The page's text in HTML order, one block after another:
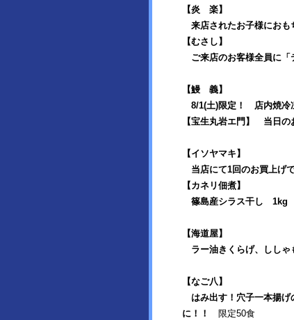
【炎 楽】
来店されたお子様におも
【むさし】
ご来店のお客様全員に「
【鰻 義】
8/1(土)限定！ 店内焼冷
【宝生丸岩エ門】 当日の
【イソヤマキ】
当店にて1回のお買上げ
【カネリ佃煮】
篠島産シラス干し 1kg
【海道屋】
ラー油きくらげ、しし
【なご八】
はみ出す！穴子一本揚
に！！ 限定50食